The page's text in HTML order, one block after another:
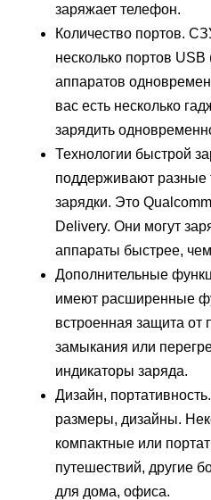
заряжает телефон.
Количество портов.
несколько портов
аппаратов
вас есть несколько
зарядить
Технологии быстрой
поддерживают разные
зарядки. Это
Delivery. Они могут
аппараты быстрее,
Дополнительные
имеют расширенные
встроенная защита от
замыкания или
индикаторы заряда.
Дизайн,
размеры, дизайны.
компактные или
путешествий, другие
для дома, офиса.